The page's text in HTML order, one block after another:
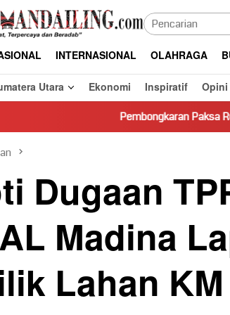
INTERNASIONAL OLAHRAGA
Utara Ekonomi Inspiratif Opini
Pembongkaran Paksa Rumah Warga di
Dugaan
Madina
Lahan